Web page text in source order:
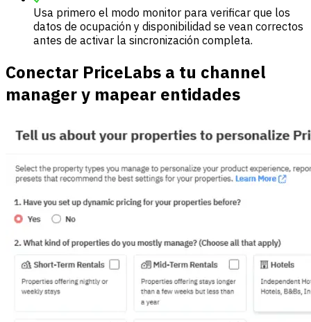
Usa primero el modo monitor para verificar que los
datos de ocupación y disponibilidad se vean correctos
antes de activar la sincronización completa.
Conectar PriceLabs a tu channel
manager y mapear entidades